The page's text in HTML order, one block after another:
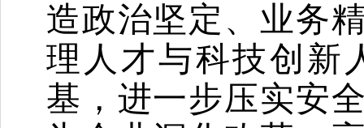
造政治坚定、业务
理人才与科技创新
基，进一步压实安